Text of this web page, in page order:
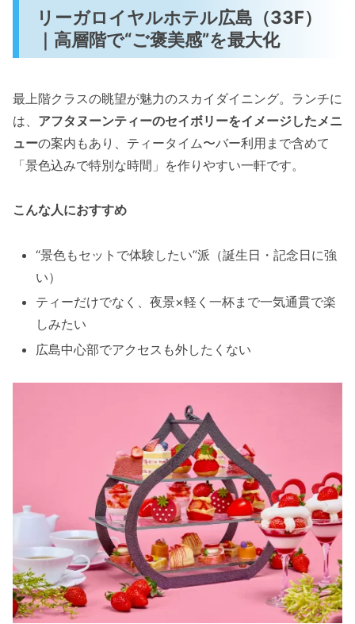
リーガロイヤルホテル広島（33F）
｜高層階で“ご褒美感”を最大化
最上階クラスの眺望が魅力のスカイダイニング。ランチに
は、 アフタヌーンティーのセイボリーをイメージしたメニ
ューの案内もあり、ティータイム〜バー利用まで含めて
「景色込みで特別な時間」を作りやすい一軒です。
こんな人におすすめ
“景色もセットで体験したい”派（誕生日・記念日に強
い）
ティーだけでなく、夜景×軽く一杯まで一気通貫で楽
しみたい
広島中心部でアクセスも外したくない